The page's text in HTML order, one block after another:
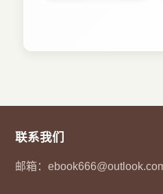
3.3.4 I/O虚拟化
3.4.3 内存、文件与网络资
3.5 数据中心的自动化与虚
考虑一个基本没有可用
2.如果硬件失效，故障
4.用户应用程序被重新装
假设集群中的某个节点
联系我们
邮箱：